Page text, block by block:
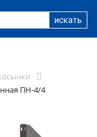
ПН-4/4